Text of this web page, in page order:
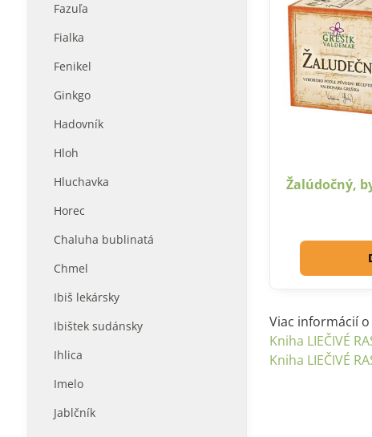
Žalúdočný,
Viac informácií
Kniha LIEČIVÉ
Kniha LIEČIVÉ
Fazuľa
Fialka
Fenikel
Ginkgo
Hadovník
Hloh
Hluchavka
Horec
Chaluha bublinatá
Chmel
Ibiš lekársky
Ibištek sudánsky
Ihlica
Imelo
Jablčník